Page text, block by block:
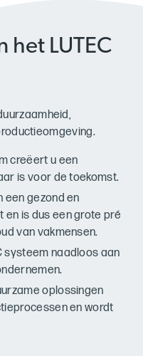
het LUTEC
creëert u een
is voor de toekomst.
een gezond en
en is dus een grote pré
van vakmensen.
systeem naadloos aan
oplossingen
en wordt